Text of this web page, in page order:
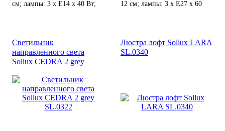
см; лампы: 3 х Е14 х 40 Вт;
12 см; лампы: 3 х Е27 х 60
Светильник
направленного света
Sollux CEDRA 2 grey
Люстра лофт Sollux LARA
SL.0340